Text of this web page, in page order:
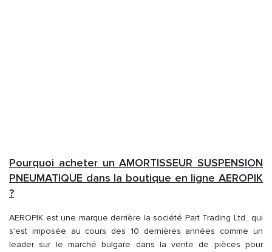
Pourquoi acheter un AMORTISSEUR SUSPENSION
PNEUMATIQUE dans la boutique en ligne AEROPIK
?
AEROPIK est une marque derrière la société Part Trading Ltd., qui
s'est imposée au cours des 10 dernières années comme un
leader sur le marché bulgare dans la vente de pièces pour